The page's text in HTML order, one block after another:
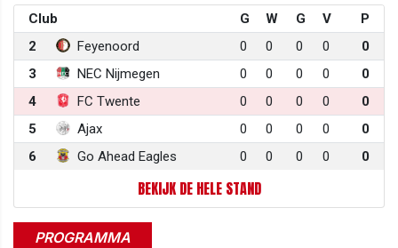
Club G W G V
P
2
Feyenoord 0 0 0 0
0
3
NEC Nijmegen 0 0 0 0
0
4
FC Twente 0 0 0 0
0
5
Ajax 0 0 0 0
0
6
Go Ahead Eagles 0 0 0 0 0
BEKIJK DE HELE STAND
PROGRAMMA